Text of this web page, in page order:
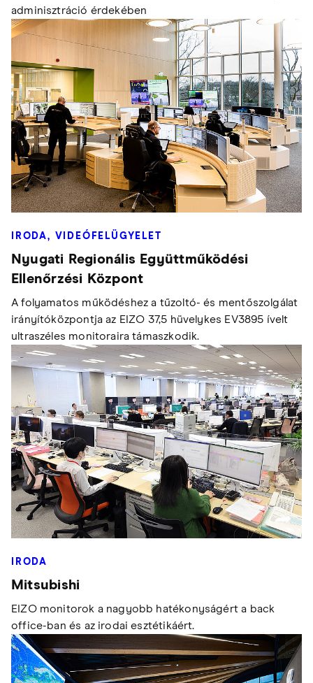
adminisztráció érdekében
IRODA, VIDEÓFELÜGYELET
Nyugati Regionális Együttműködési
Ellenőrzési Központ
A folyamatos működéshez a tűzoltó- és mentőszolgálat
irányítóközpontja az EIZO 37,5 hüvelykes EV3895 ívelt
ultraszéles monitoraira támaszkodik.
IRODA
Mitsubishi
EIZO monitorok a nagyobb hatékonyságért a back
office-ban és az irodai esztétikáért.